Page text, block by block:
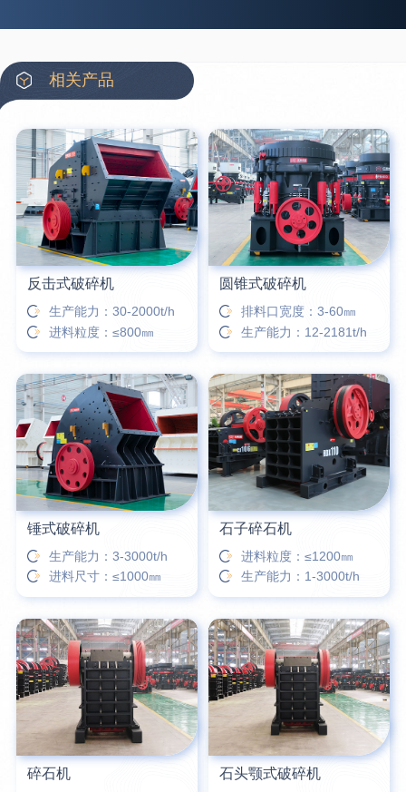
42分钟前 蒋先生留言：硬岩颚式破碎机带不带电机？
3分钟前 王先生留言：水泥厂熟料能破碎吗？推荐用什么机器？
6分钟前 姚女士留言：这款破碎机一小时产能多大？是用电的还是燃油的？
12分钟前 宋先生留言：50吨左右的制砂机大概什么价位？
16分钟前 柳先生留言：洗石英砂全套设备有哪些？
26分钟前 杨先生留言：建筑垃圾破碎机可以铁器分类吗？
相关产品
反击式破碎机
生产能力：30-2000t/h
进料粒度：≤800㎜
圆锥式破碎机
排料口宽度：3-60㎜
生产能力：12-2181t/h
锤式破碎机
生产能力：3-3000t/h
进料尺寸：≤1000㎜
石子碎石机
进料粒度：≤1200㎜
生产能力：1-3000t/h
碎石机 石头颚式破碎机